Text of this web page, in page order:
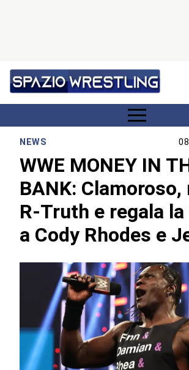
NEWS
WWE MONEY IN
BANK:
R-Truth e regala
a Cody Rhodes e